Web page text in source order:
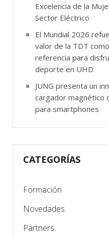
Excelencia de la
Sector Eléctrico
El Mundial 2026
valor de la TDT como
referencia para
deporte en UHD
JUNG presenta un
cargador magnético
para smartphones
CATEGORÍAS
Formación
Novedades
Partners